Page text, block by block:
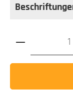
Produkt